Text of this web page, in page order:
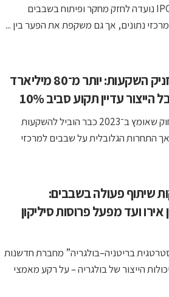
ההשקעה החדשה במסגרת IPCEI נועדה לחזק מחקר ופיתוח בשבבים
נתונים, אך גם משקפת את הפער בין ...
חוק השבבים האירופי מזניק השקעות: יותר מ־80 מיליארד
עדיין תקוע סביב 10%
הנציבות האירופית טוענת שהחוק שאומץ ב־2023 כבר הוביל להשקעות
התחרות הגלובלית על שבבים למרכזי
שיתוף פעולה בשבבים:
350 מיליון אירו ועד מפעל פרוסות סיליקון
בריטניה–בולגריה” מחברת חדשנות
הייצור של בולגריה – על רקע מאמצי